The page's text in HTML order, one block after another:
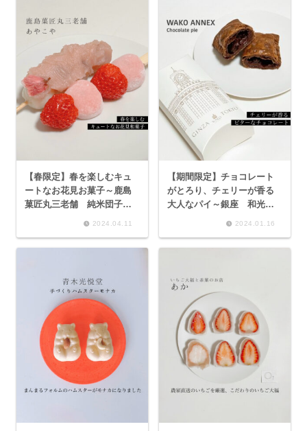
【春限定】春を楽しむキュ
ートなお花見お菓子～鹿島
菓匠丸三老舗 純米団子
2024.04.11
【期間限定】チョコレート
がとろり、チェリーが香る
大人なパイ～銀座 和光ア
2024.01.16